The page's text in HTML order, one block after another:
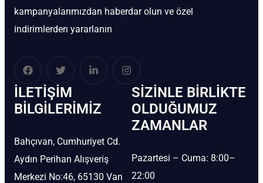
kampanyalarımızdan haberdar olun ve özel
indirimlerden yararlanın
İLETIŞIM
BİLGILERIMIZ
Bahçıvan, Cumhuriyet Cd.
Aydın Perihan Alışveriş
Merkezi No:46, 65130 Van
SIZINLE BIRLIKTE
OLDUĞUMUZ
ZAMANLAR
Pazartesi – Cuma: 8:00–
22:00